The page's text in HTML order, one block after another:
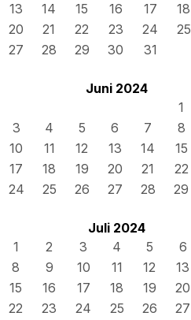
13
14 15 16 17 18
20
21 22 23 24 25
27
28 29 30 31
Juni 2024
1
3
4 5 6 7 8
10
11 12 13 14 15
17
18 19 20 21 22
24
25 26 27 28 29
Juli 2024
1
2 3 4 5 6
8
9 10 11 12 13
15
16 17 18 19 20
22
23 24 25 26 27